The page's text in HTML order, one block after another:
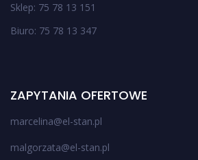
Sklep: 75 78 13 151
Biuro: 75 78 13 347
ZAPYTANIA OFERTOWE
marcelina@el-stan.pl
malgorzata@el-stan.pl